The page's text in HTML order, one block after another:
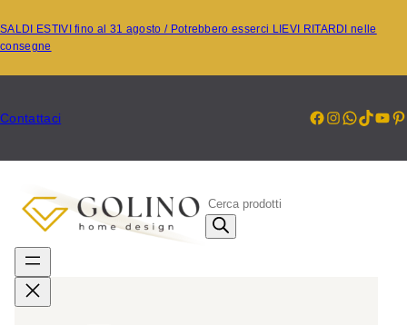
al
contenuto
SALDI ESTIVI fino al 31 agosto / Potrebbero esserci LIEVI RITARDI nelle
consegne
Contattaci Facebook
P